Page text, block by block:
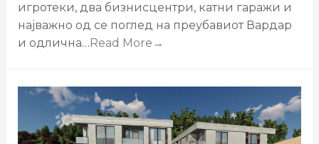
игротеки, два бизнисцентри, катни гаражи и
најважно од се поглед на преубавиот Вардар
и одлична… Read More→